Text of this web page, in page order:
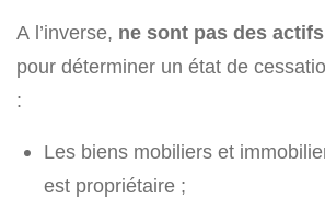
A l’inverse, ne sont pas des
pour déterminer un état de
:
Les biens mobiliers et
est propriétaire ;